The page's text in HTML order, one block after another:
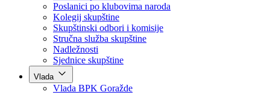
Skupština BPK Goražde
Rukovodstvo
Poslanici po strankama
Poslanici po klubovima naroda
Kolegij skupštine
Skupštinski odbori i komisije
Stručna služba skupštine
Nadležnosti
Sjednice skupštine